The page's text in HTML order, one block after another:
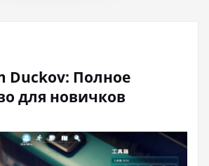
Duckov: Полное
для новичков